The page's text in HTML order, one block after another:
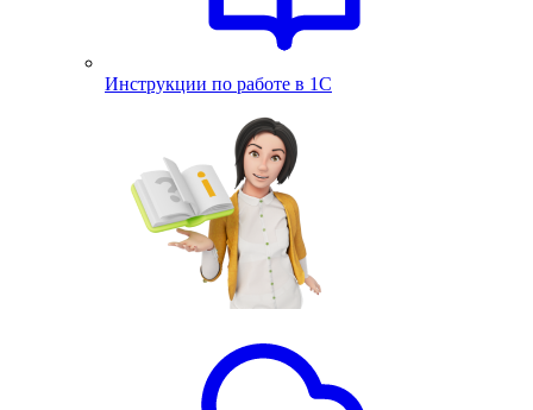
Инструкции по работе в 1С